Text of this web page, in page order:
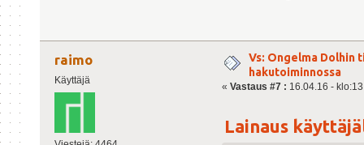
raimo
Käyttäjä
Vs: Ongelma Dolhin
hakutoiminnossa
« Vastaus #7 : 16.04.16 -
Lainaus